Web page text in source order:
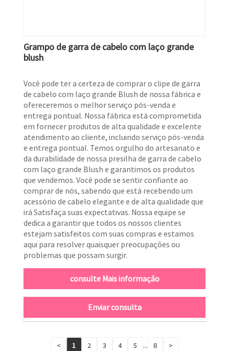
Grampo de garra de cabelo com laço grande
blush
Você pode ter a certeza de comprar o clipe de garra
de cabelo com laço grande Blush de nossa fábrica e
ofereceremos o melhor serviço pós-venda e
entrega pontual. Nossa fábrica está comprometida
em fornecer produtos de alta qualidade e excelente
atendimento ao cliente, incluindo serviço pós-venda
e entrega pontual. Temos orgulho do artesanato e
da durabilidade de nossa presilha de garra de cabelo
com laço grande Blush e garantimos os produtos
que vendemos. Você pode se sentir confiante ao
comprar de nós, sabendo que está recebendo um
acessório de cabelo elegante e de alta qualidade que
irá Satisfaça suas expectativas. Nossa equipe se
dedica a garantir que todos os nossos clientes
estejam satisfeitos com suas compras e estamos
aqui para resolver quaisquer preocupações ou
problemas que possam surgir.
consulte Mais informação
Enviar consulta
< 1 2 3 4 5 ... 8 >